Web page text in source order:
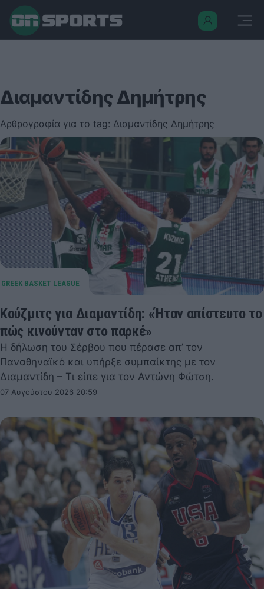
Διαμαντίδης Δημήτρης
Αρθρογραφία για το tag: Διαμαντίδης Δημήτρης
Κούζμιτς για Διαμαντίδη: «Ήταν απίστευτο το
πώς κινούνταν στο παρκέ»
Η δήλωση του Σέρβου που πέρασε απ’ τον
Παναθηναϊκό και υπήρξε συμπαίκτης με τον
Διαμαντίδη – Τι είπε για τον Αντώνη Φώτση.
07 Αυγούστου 2026 20:59